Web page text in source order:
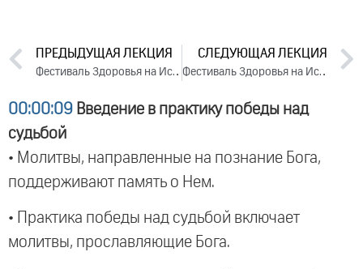
ПРЕДЫДУЩАЯ ЛЕКЦИЯ
Фестиваль Здоровья на Иссык-Куле. День 1 (2024)
СЛЕДУЮЩАЯ ЛЕКЦИЯ
Фестиваль Здоровья на Иссык-Куле. День 3 (2024)
00:00:09 Введение в практику победы над
судьбой
• Молитвы, направленные на познание Бога,
поддерживают память о Нем.
• Практика победы над судьбой включает
молитвы, прославляющие Бога.